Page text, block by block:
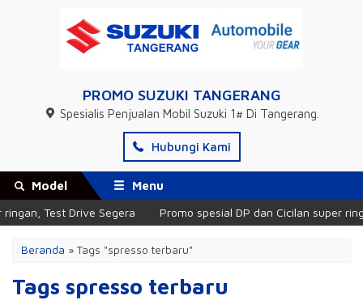
PROMO SUZUKI TANGERANG
Spesialis Penjualan Mobil Suzuki 1# Di Tangerang.
Hubungi Kami
Model
Menu
Test Drive Segera
Promo spesial DP dan Cicilan super
Beranda »Tags "spresso terbaru"
Tags spresso terbaru